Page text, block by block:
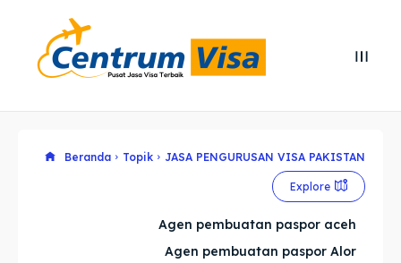
Cari
Cari
Explore our destinations
Explore our destinations
Beranda Topik JASA PENGURUSAN VISA PAKISTAN
Explore
Agen pembuatan paspor aceh
Agen pembuatan paspor Alor